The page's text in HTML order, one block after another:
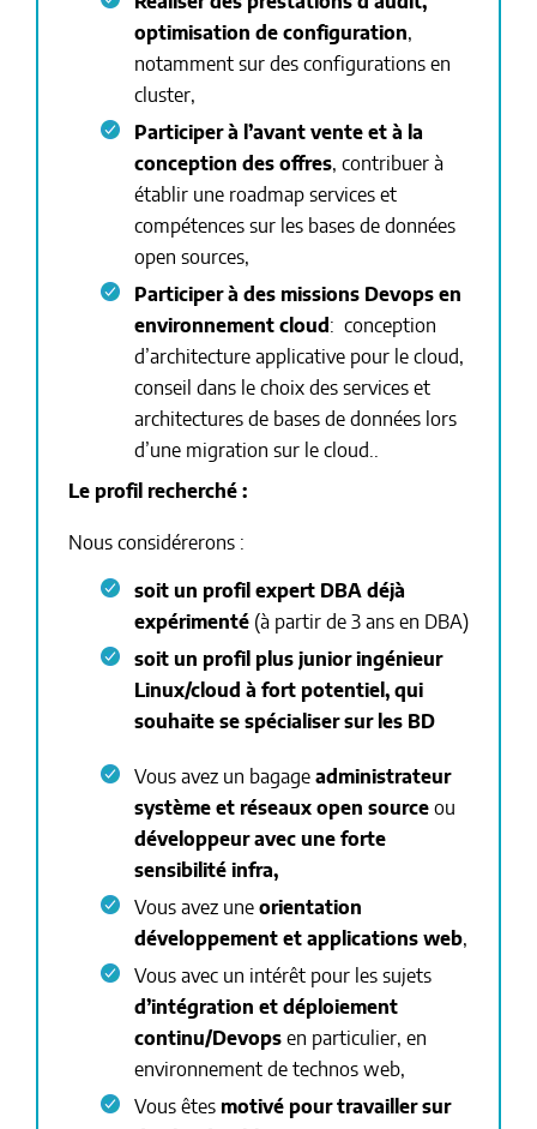
optimisation de configuration,
notamment sur des configurations en
cluster,
Participer à l’avant vente et à la
conception des offres, contribuer à
établir une roadmap services et
compétences sur les bases de données
open sources,
Participer à des missions Devops en
environnement cloud : conception
d’architecture applicative pour le cloud,
conseil dans le choix des services et
architectures de bases de données lors
d’une migration sur le cloud..
Le profil recherché :
Nous considérerons :
soit un profil expert DBA déjà
expérimenté (à partir de 3 ans en DBA)
soit un profil plus junior ingénieur
Linux/cloud à fort potentiel, qui
souhaite se spécialiser sur les BD
Vous avez un bagage administrateur
système et réseaux open source ou
développeur avec une forte
sensibilité infra,
Vous avez une orientation
développement et applications web,
Vous avec un intérêt pour les sujets
d’intégration et déploiement
continu/Devops en particulier, en
environnement de technos web,
Vous êtes motivé pour travailler sur